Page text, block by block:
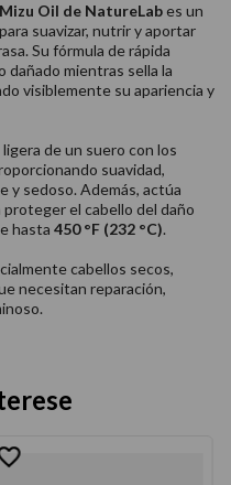
Oil de NatureLabes un
suavizar, nutrir y aportar
Su fórmula de rápida
dañado mientras sella la
visiblemente su apariencia y
de un suero con los
suavidad,
y sedoso. Además, actúa
el cabello del daño
hasta 450 °F (232 °C).
cabellos secos,
necesitan reparación,